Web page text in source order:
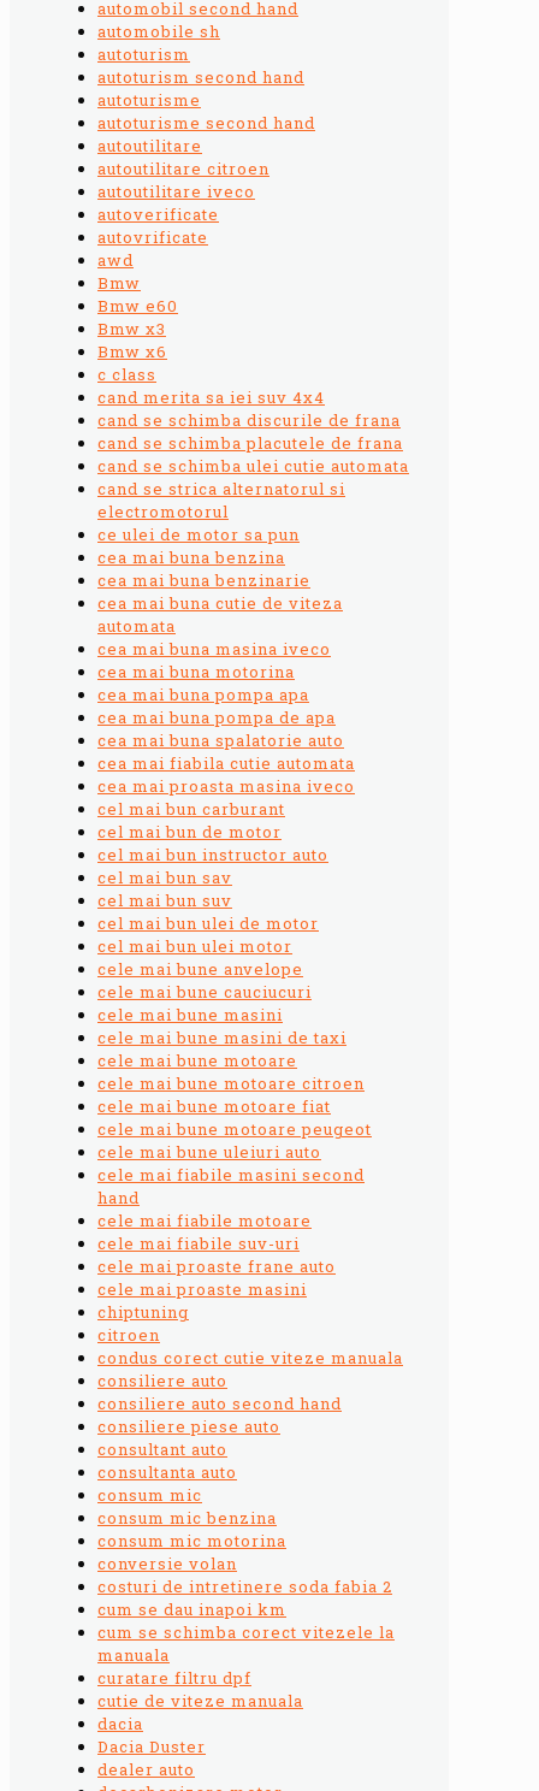
automobil second hand
automobile sh
autoturism
autoturism second hand
autoturisme
autoturisme second hand
autoutilitare
autoutilitare citroen
autoutilitare iveco
autoverificate
autovrificate
awd
Bmw
Bmw e60
Bmw x3
Bmw x6
c class
cand merita sa iei suv 4x4
cand se schimba discurile de frana
cand se schimba placutele de frana
cand se schimba ulei cutie automata
cand se strica alternatorul si
electromotorul
ce ulei de motor sa pun
cea mai buna benzina
cea mai buna benzinarie
cea mai buna cutie de viteza
automata
cea mai buna masina iveco
cea mai buna motorina
cea mai buna pompa apa
cea mai buna pompa de apa
cea mai buna spalatorie auto
cea mai fiabila cutie automata
cea mai proasta masina iveco
cel mai bun carburant
cel mai bun de motor
cel mai bun instructor auto
cel mai bun sav
cel mai bun suv
cel mai bun ulei de motor
cel mai bun ulei motor
cele mai bune anvelope
cele mai bune cauciucuri
cele mai bune masini
cele mai bune masini de taxi
cele mai bune motoare
cele mai bune motoare citroen
cele mai bune motoare fiat
cele mai bune motoare peugeot
cele mai bune uleiuri auto
cele mai fiabile masini second
hand
cele mai fiabile motoare
cele mai fiabile suv-uri
cele mai proaste frane auto
cele mai proaste masini
chiptuning
citroen
condus corect cutie viteze manuala
consiliere auto
consiliere auto second hand
consiliere piese auto
consultant auto
consultanta auto
consum mic
consum mic benzina
consum mic motorina
conversie volan
costuri de intretinere soda fabia 2
cum se dau inapoi km
cum se schimba corect vitezele la
manuala
curatare filtru dpf
cutie de viteze manuala
dacia
Dacia Duster
dealer auto